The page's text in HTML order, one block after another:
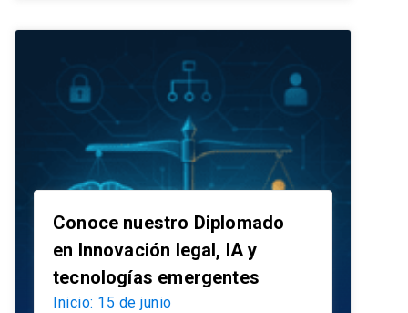
Conoce nuestro Diplomado
en Innovación legal, IA y
tecnologías emergentes
Inicio: 15 de junio